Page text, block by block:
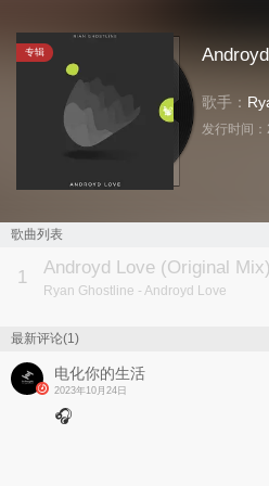
专辑
歌手：
发行时间：
歌曲列表
1 Androyd Love (Original Mix)
Ryan Ghostline - Androyd Love
最新评论(1)
电化你的生活
2023年10月24日
🎧